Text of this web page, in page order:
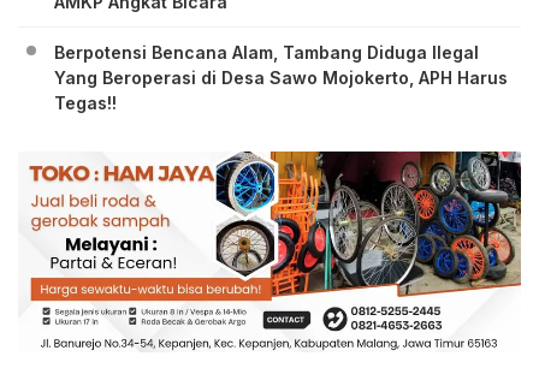
Berpotensi Bencana Alam, Tambang Diduga Ilegal
Yang Beroperasi di Desa Sawo Mojokerto, APH Harus
Tegas!!